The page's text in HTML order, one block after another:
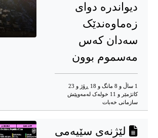
دیواندرە دوای
زەماوەندێک
سەدان کەس
مەسموم بوون
1 ساڵ و 8 مانگ و 18 ڕۆژ و 23
کاتژمێر و 11 خوله‌ک له‌مه‌وپێش‌
سازمانی خەبات
لێژنەی سێیەمی